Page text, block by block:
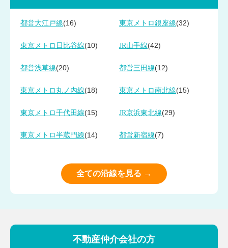
都営大江戸線(16) 東京メトロ銀座線(32)
東京メトロ日比谷線(10) JR山手線(42)
都営浅草線(20) 都営三田線(12)
東京メトロ丸ノ内線(18) 東京メトロ南北線(15)
東京メトロ千代田線(15) JR京浜東北線(29)
東京メトロ半蔵門線(14) 都営新宿線(7)
全ての沿線を見る →
不動産仲介会社の方